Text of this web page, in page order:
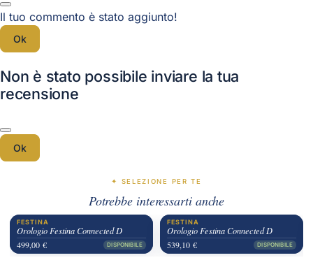
Il tuo commento è stato aggiunto!
Ok
Non è stato possibile inviare la tua
recensione
Ok
✦ SELEZIONE PER TE
Potrebbe interessarti anche
FESTINA
Orologio Festina Connected D
499,00 €
DISPONIBILE
FESTINA
Orologio Festina Connected D
539,10 €
DISPONIBILE